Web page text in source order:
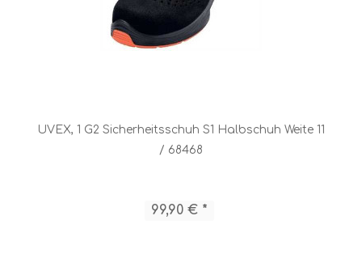
UVEX, 1 G2 Sicherheitsschuh S1 Halbschuh Weite 11
/ 68468
99,90 € *